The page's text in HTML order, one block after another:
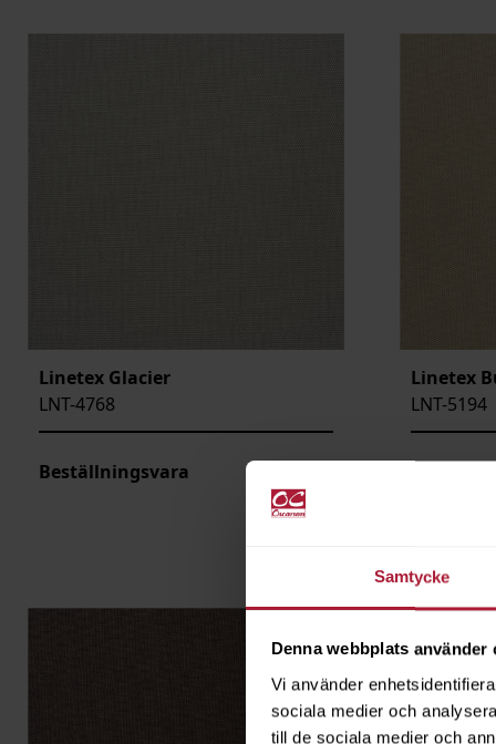
Samtycke
Denna webbplats använder
Vi använder
sociala medier och
till de sociala medier och
Linetex Glacier
LNT-4768
Beställningsvara
Linetex
LNT-5194